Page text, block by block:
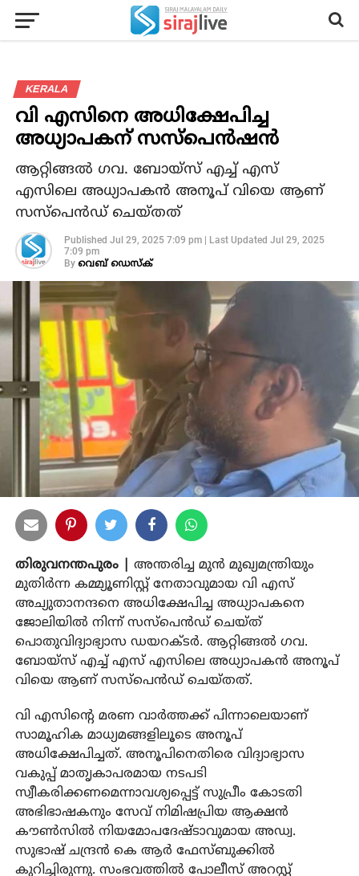
KERALA
വി എസിനെ അധിക്ഷേപിച്ച
അധ്യാപകന് സസ്പെൻഷൻ
ആറ്റിങ്ങല്‍ ഗവ. ബോയ്‌സ് എച്ച് എസ്
എസിലെ അധ്യാപകന്‍ അനൂപ് വിയെ ആണ്
സസ്‌പെന്‍ഡ് ചെയ്തത്
Published Jul 29, 2025 7:09 pm| Last Updated Jul 29, 2025
7:09 pm
By വെബ് ഡെസ്‌ക്
തിരുവനന്തപുരം |
അന്തരിച്ച മുന്‍ മുഖ്യമന്ത്രിയും
മുതിര്‍ന്ന കമ്മ്യൂണിസ്റ്റ് നേതാവുമായ വി എസ്
അച്യുതാനന്ദനെ അധിക്ഷേപിച്ച അധ്യാപകനെ
ജോലിയില്‍ നിന്ന് സസ്‌പെന്‍ഡ് ചെയ്ത്
പൊതുവിദ്യാഭ്യാസ ഡയറക്ടർ. ആറ്റിങ്ങല്‍ ഗവ.
ബോയ്‌സ് എച്ച് എസ് എസിലെ അധ്യാപകന്‍ അനൂപ്
വിയെ ആണ് സസ്‌പെന്‍ഡ് ചെയ്തത്.
വി എസിൻ്റെ മരണ വാർത്തക്ക് പിന്നാലെയാണ്
സാമൂഹിക മാധ്യമങ്ങളിലൂടെ അനൂപ്
അധിക്ഷേപിച്ചത്. അനൂപിനെതിരെ വിദ്യാഭ്യാസ
വകുപ്പ് മാതൃകാപരമായ നടപടി
സ്വീകരിക്കണമെന്നാവശ്യപ്പെട്ട് സുപ്രീം കോടതി
അഭിഭാഷകനും സേവ് നിമിഷപ്രിയ ആക്ഷന്‍
കൗണ്‍സില്‍ നിയമോപദേഷ്ടാവുമായ അഡ്വ.
സുഭാഷ് ചന്ദ്രന്‍ കെ ആര്‍ ഫേസ്ബുക്കില്‍
കുറിച്ചിരുന്നു. സംഭവത്തിൽ പോലീസ് അറസ്റ്റ്